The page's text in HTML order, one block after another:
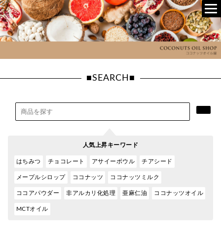
■SEARCH■
人気上昇キーワード
はちみつ チョコレート アサイーボウル チアシード
メープルシロップ ココナッツ ココナッツミルク
ココアパウダー 非アルカリ化処理 亜麻仁油 ココナッツオイル
MCTオイル